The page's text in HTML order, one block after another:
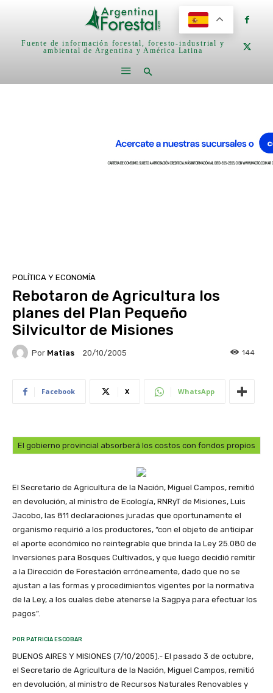
Fuente de información forestal, foresto-industrial y
ambiental de Argentina y América Latina
POLÍTICA Y ECONOMÍA
Rebotaron de Agricultura los
planes del Plan Pequeño
Silvicultor de Misiones
Por Matias 20/10/2005 144
Facebook X WhatsApp
El gobierno provincial absorberá los costos con fondos propios
El Secretario de Agricultura de la Nación, Miguel Campos, remitió
en devolución, al ministro de Ecología, RNRyT de Misiones, Luis
Jacobo, las 811 declaraciones juradas que oportunamente el
organismo requirió a los productores, “con el objeto de anticipar
el aporte económico no reintegrable que brinda la Ley 25.080 de
Inversiones para Bosques Cultivados, y que luego decidió remitir
a la Dirección de Forestación erróneamente, dado que no se
ajustan a las formas y procedimientos vigentes por la normativa
de la Ley, a los cuales debe atenerse la Sagpya para efectuar los
pagos”.
POR PATRICIA ESCOBAR
BUENOS AIRES Y MISIONES (7/10/2005).- El pasado 3 de octubre,
el Secretario de Agricultura de la Nación, Miguel Campos, remitió
en devolución, al ministro de Recursos Naturales Renovables y